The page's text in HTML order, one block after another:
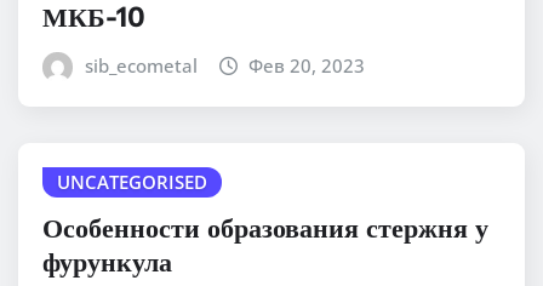
МКБ-10
sib_ecometal Фев 20, 2023
UNCATEGORISED
Особенности образования стержня у
фурункула